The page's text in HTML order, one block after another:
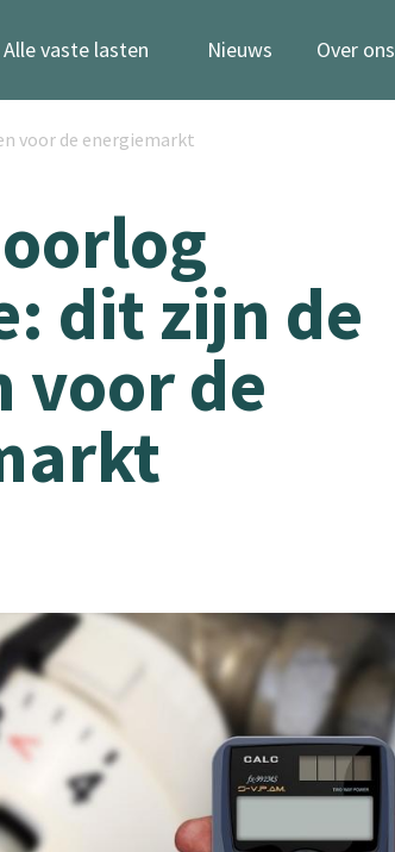
Alle vaste lasten Nieuws Over ons
voor de energiemarkt
dit zijn de
voor de